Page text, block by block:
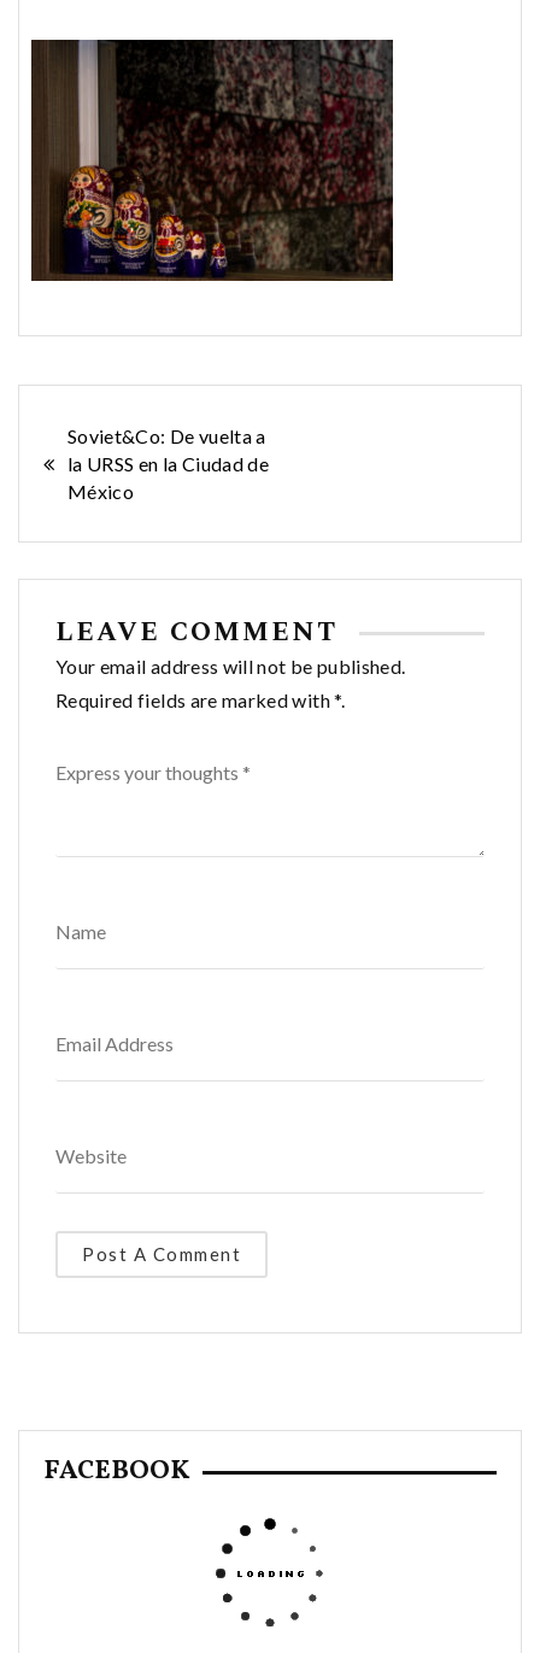
Navegación
de
entradas
Soviet&Co: De vuelta a
la URSS en la Ciudad de
México
LEAVE COMMENT
Your email address will not be published.
Required fields are marked with *.
FACEBOOK